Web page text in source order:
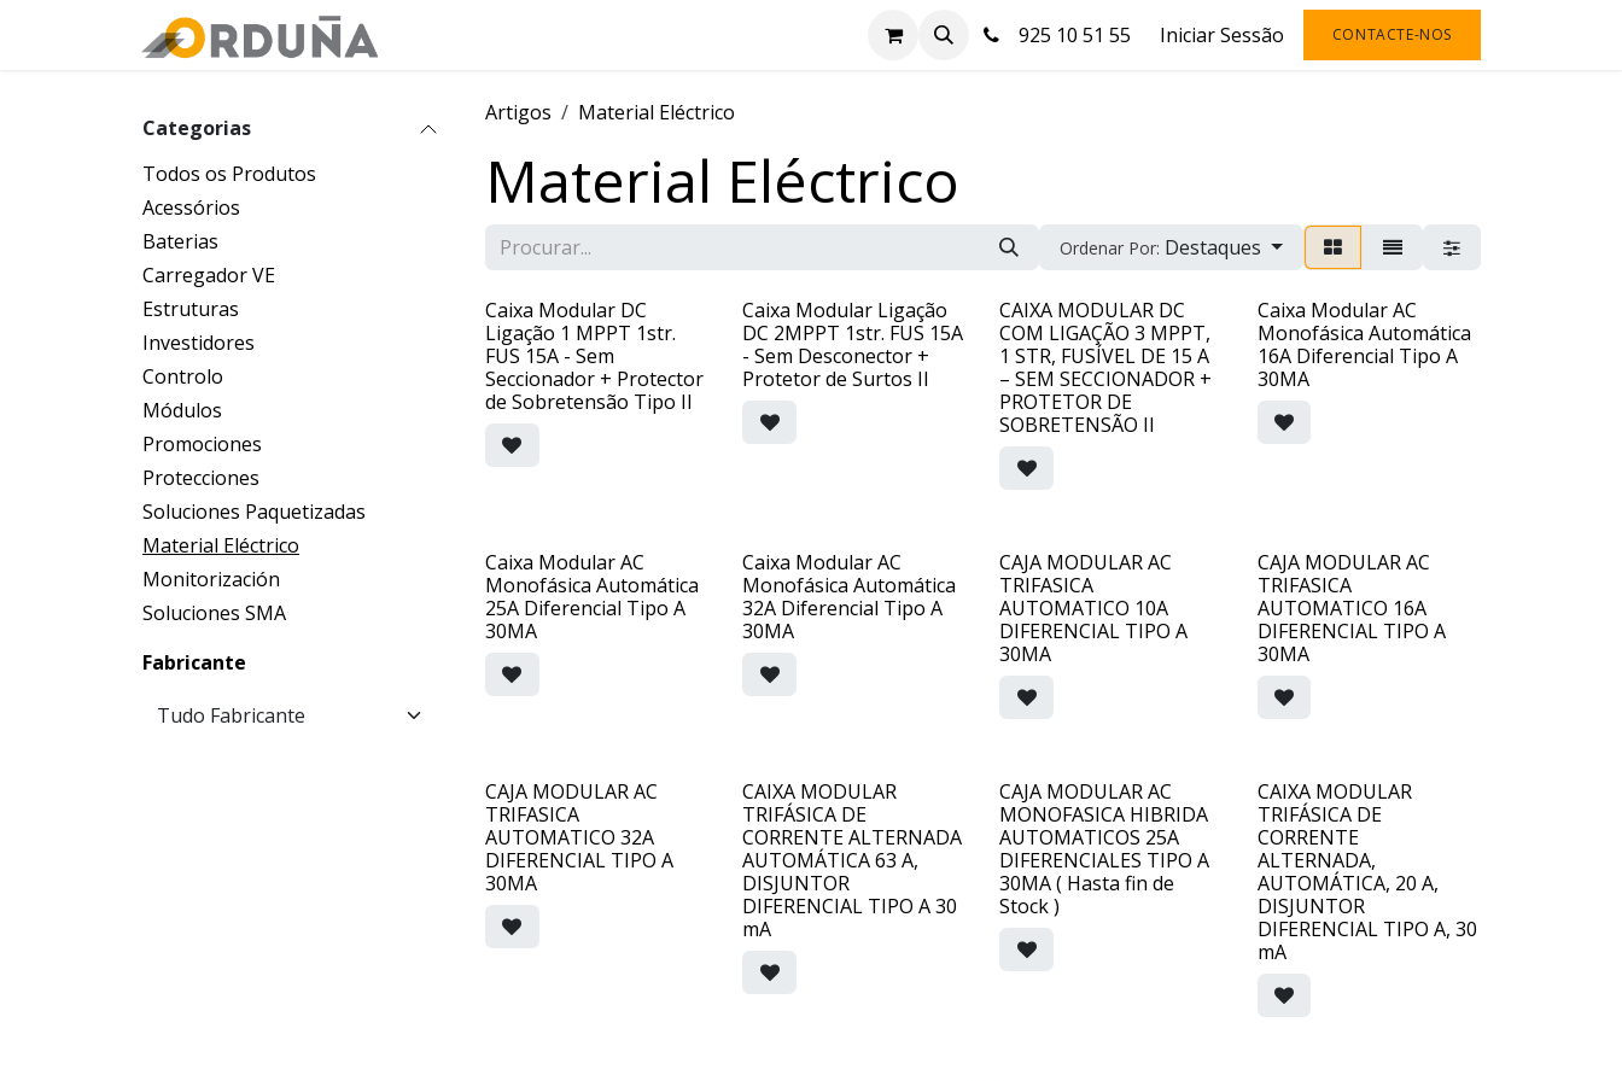
Blog Contacte-nos925 10 51 55 Iniciar Sessão CONTACTE-NOS
Categorias
Todos os Produtos
Acessórios
Baterias
Carregador VE
Estruturas
Investidores
Controlo
Módulos
Promociones
Protecciones
Soluciones Paquetizadas
Material Eléctrico
Monitorización
Soluciones SMA
Fabricante
Artigos Material Eléctrico
Material Eléctrico
Ordenar Por: Destaques
Caixa Modular DC
Ligação 1 MPPT 1str.
FUS 15A - Sem
Seccionador + Protector
de Sobretensão Tipo II
Caixa Modular Ligação
DC 2MPPT 1str. FUS 15A
- Sem Desconector +
Protetor de Surtos II
CAIXA MODULAR DC
COM LIGAÇÃO 3 MPPT,
1 STR, FUSÍVEL DE 15 A
– SEM SECCIONADOR +
PROTETOR DE
SOBRETENSÃO II
Caixa Modular AC
Monofásica Automática
16A Diferencial Tipo A
30MA
Caixa Modular AC
Monofásica Automática
25A Diferencial Tipo A
30MA
Caixa Modular AC
Monofásica Automática
32A Diferencial Tipo A
30MA
CAJA MODULAR AC
TRIFASICA
AUTOMATICO 10A
DIFERENCIAL TIPO A
30MA
CAJA MODULAR AC
TRIFASICA
AUTOMATICO 16A
DIFERENCIAL TIPO A
30MA
CAJA MODULAR AC
TRIFASICA
AUTOMATICO 32A
DIFERENCIAL TIPO A
30MA
CAIXA MODULAR
TRIFÁSICA DE
CORRENTE ALTERNADA
AUTOMÁTICA 63 A,
DISJUNTOR
DIFERENCIAL TIPO A 30
mA
CAJA MODULAR AC
MONOFASICA HIBRIDA
AUTOMATICOS 25A
DIFERENCIALES TIPO A
30MA ( Hasta fin de
Stock )
CAIXA MODULAR
TRIFÁSICA DE
CORRENTE
ALTERNADA,
AUTOMÁTICA, 20 A,
DISJUNTOR
DIFERENCIAL TIPO A, 30
mA